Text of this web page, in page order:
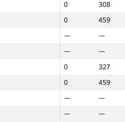
0
308
0
459
—
—
—
—
0
327
0
459
—
—
—
—
0
308
0
459
—
—
—
—
0
327
0
459
—
—
—
—